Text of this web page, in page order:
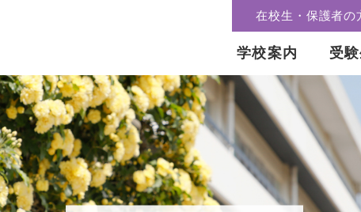
在校生・保護者の
学校案内 受